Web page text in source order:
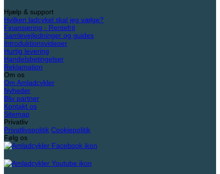
Hjælp & support
Hvilken ladcykel skal jeg vælge?
Finansiering - Rentefrit
Samlevejledninger og guides
Introduktionsvideoer
Hurtig levering
Handelsbetingelser
Reklamation
Om os
Om Amladcykler
Nyheder
Bliv partner
Kontakt os
Sitemap
Privatliv
Privatlivspolitik Cookiepolitik
Følg os